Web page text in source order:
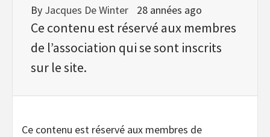
By Jacques De Winter 28 années ago
Ce contenu est réservé aux membres
de l’association qui se sont inscrits
sur le site.
Ce contenu est réservé aux membres de